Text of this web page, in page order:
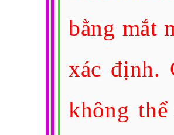
bằng mắt
xác định.
không